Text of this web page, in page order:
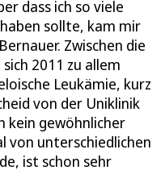
dass ich so viele
sollte, kam mir
Zwischen die
2011 zu allem
Leukämie, kurz
von der Uniklinik
kein gewöhnlicher
von unterschiedlichen
ist schon sehr